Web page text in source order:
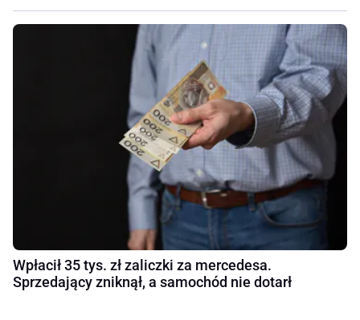
Wpłacił 35 tys. zł zaliczki za mercedesa.
Sprzedający zniknął, a samochód nie dotarł